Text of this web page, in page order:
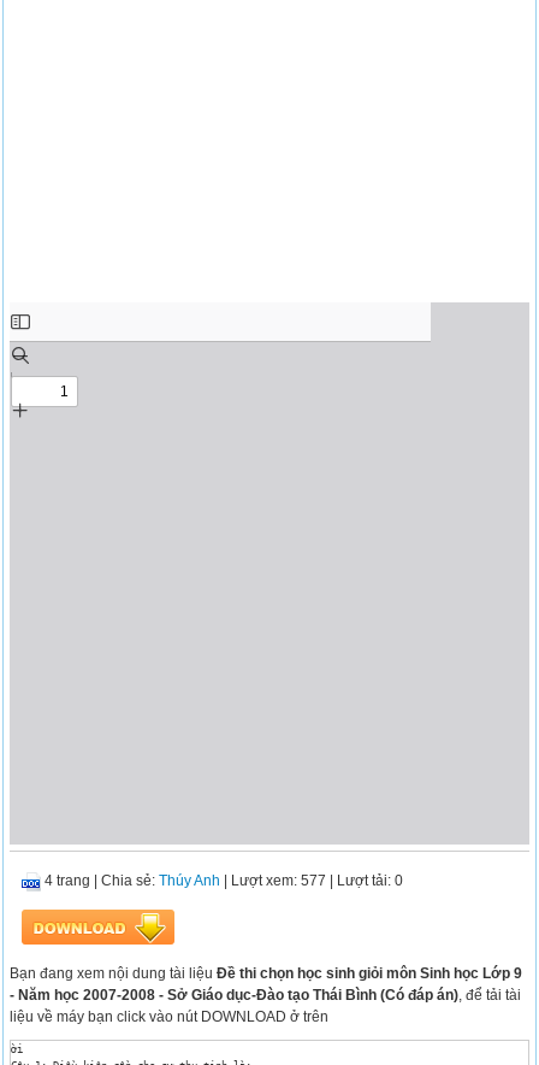
4 trang |Chia sẻ:Thúy Anh | Lượt xem: 577 | Lượt tải: 0
Bạn đang xem nội dung tài liệuĐề thi chọn học sinh giỏi môn Sinh học Lớp 9
- Năm học 2007-2008 - Sở Giáo dục-Đào tạo Thái Bình (Có đáp án), để tải tài
liệu về máy bạn click vào nút DOWNLOAD ở trên
ời